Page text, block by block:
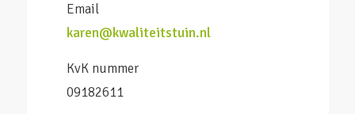
Email
karen@kwaliteitstuin.nl
KvK nummer
09182611